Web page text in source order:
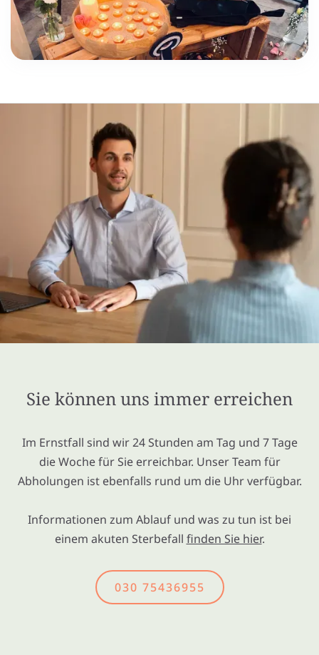
Sie können uns immer erreichen
Im Ernstfall sind wir 24 Stunden am Tag und 7 Tage
die Woche für Sie erreichbar. Unser Team für
Abholungen ist ebenfalls rund um die Uhr verfügbar.
Informationen zum Ablauf und was zu tun ist bei
einem akuten Sterbefall finden Sie hier.
030 75436955